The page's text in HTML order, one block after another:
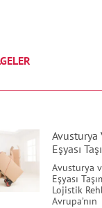
Avusturya
Eşyası
Avusturya
Eşyası
Lojistik
Avrupa’nın